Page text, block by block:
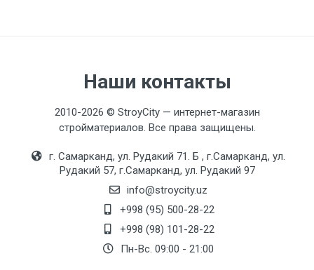
Qo'shimcha ma'lumot
Рамка алюминиевая
Texnik xususiyatlari
Наши контакты
2010-2026 © StroyCity — интернет-магазин
стройматериалов. Все права защищены.
г. Самарканд, ул. Рудакий 71. Б , г.Самарканд, ул.
Рудакий 57, г.Самарканд, ул. Рудакий 97
info@stroycity.uz
+998 (95) 500-28-22
+998 (98) 101-28-22
Пн-Вс. 09:00 - 21:00